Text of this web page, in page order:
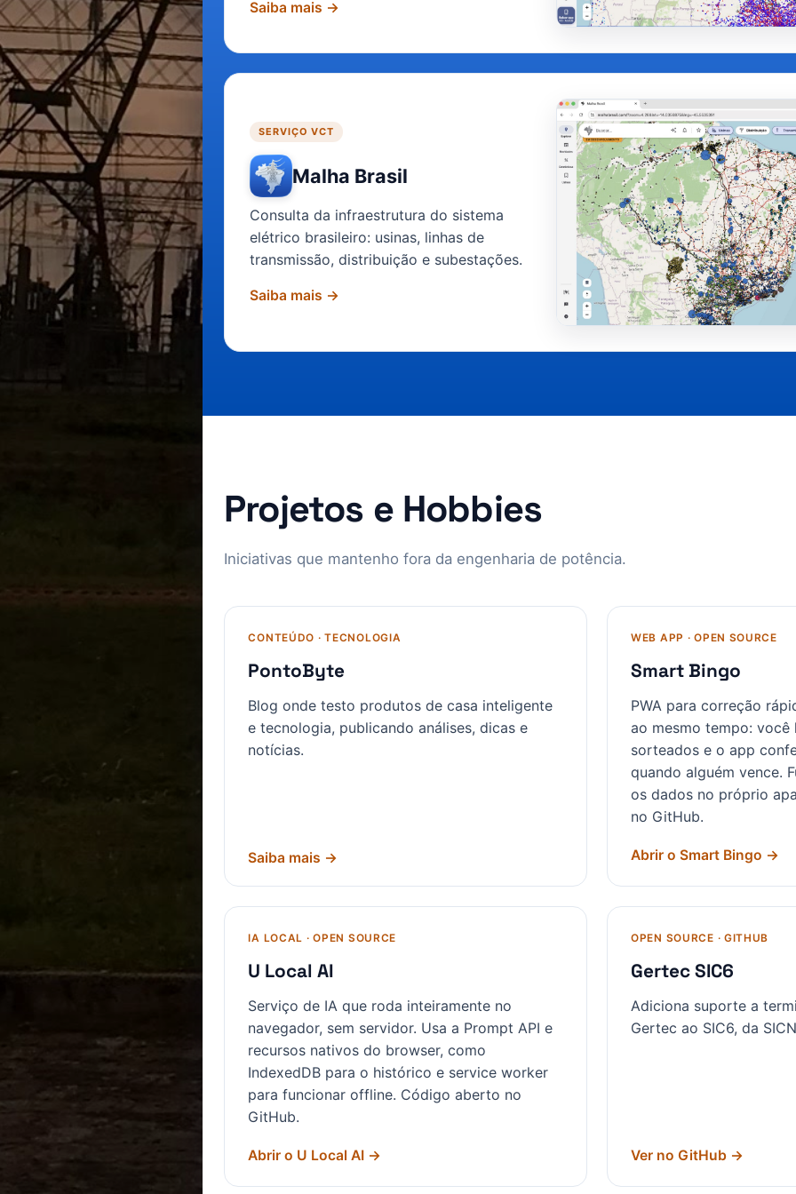
Saiba mais →
SERVIÇO VCT
Malha Brasil
Consulta da infraestrutura do sistema
elétrico brasileiro: usinas, linhas de
transmissão, distribuição e subestações.
Saiba mais →
Projetos e Hobbies
Iniciativas que mantenho fora da engenharia de potência.
CONTEÚDO · TECNOLOGIA
PontoByte
Blog onde testo produtos de casa inteligente
e tecnologia, publicando análises, dicas e
notícias.
Saiba mais →
WEB APP · OPEN SOURCE
Smart Bingo
PWA para correção
ao mesmo tempo: você
sorteados e o app
quando alguém vence.
os dados no próprio
no GitHub.
Abrir o Smart Bingo →
IA LOCAL · OPEN SOURCE
U Local AI
Serviço de IA que roda inteiramente no
navegador, sem servidor. Usa a Prompt API e
recursos nativos do browser, como
IndexedDB para o histórico e service worker
para funcionar offline. Código aberto no
GitHub.
Abrir o U Local AI →
OPEN SOURCE · GITHUB
Gertec SIC6
Adiciona suporte a
Gertec ao SIC6, da
Ver no GitHub →